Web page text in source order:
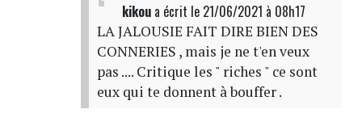
kikoua écrit le 21/06/2021 à 08h17
LA JALOUSIE FAIT DIRE BIEN DES
CONNERIES , mais je ne t'en veux
pas .... Critique les " riches " ce sont
eux qui te donnent à bouffer .